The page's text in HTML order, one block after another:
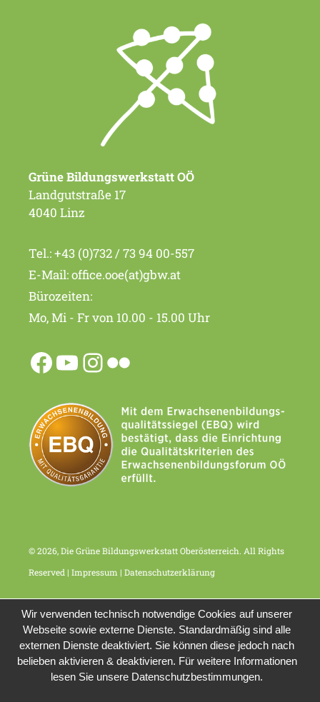
Grüne Bildungswerkstatt OÖ
Landgutstraße 17
4040 Linz
Tel.:+43 (0)732 / 73 94 00-557
E-Mail:office.ooe(at)gbw.at
Bürozeiten:
Mo, Mi - Fr von 10.00 - 15.00 Uhr
© 2026, Die Grüne Bildungswerkstatt Oberösterreich. All Rights
Reserved |Impressum |Datenschutzerklärung
Wir verwenden technisch notwendige Cookies auf unserer
Webseite sowie externe Dienste. Standardmäßig sind alle
externen Dienste deaktiviert. Sie können diese jedoch nach
belieben aktivieren & deaktivieren. Für weitere Informationen
lesen Sie unsere Datenschutzbestimmungen.